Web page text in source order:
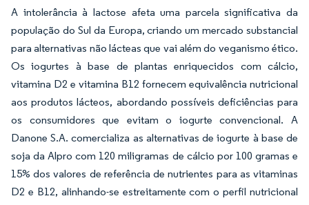
A intolerância à lactose afeta uma parcela significativa da
população do Sul da Europa, criando um mercado substancial
para alternativas não lácteas que vai além do veganismo ético.
Os iogurtes à base de plantas enriquecidos com cálcio,
vitamina D2 e vitamina B12 fornecem equivalência nutricional
aos produtos lácteos, abordando possíveis deficiências para
os consumidores que evitam o iogurte convencional. A
Danone S.A. comercializa as alternativas de iogurte à base de
soja da Alpro com 120 miligramas de cálcio por 100 gramas e
15% dos valores de referência de nutrientes para as vitaminas
D2 e B12, alinhando-se estreitamente com o perfil nutricional